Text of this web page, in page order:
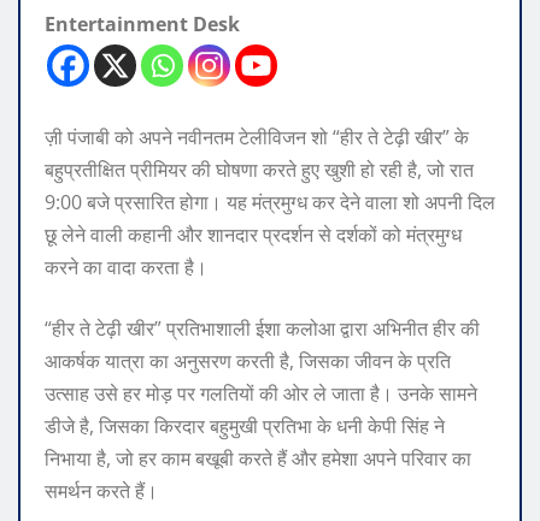
Entertainment Desk
ज़ी पंजाबी को अपने नवीनतम टेलीविजन शो “हीर ते टेढ़ी खीर” के
बहुप्रतीक्षित प्रीमियर की घोषणा करते हुए खुशी हो रही है, जो रात
9:00 बजे प्रसारित होगा। यह मंत्रमुग्ध कर देने वाला शो अपनी दिल
छू लेने वाली कहानी और शानदार प्रदर्शन से दर्शकों को मंत्रमुग्ध
करने का वादा करता है।
“हीर ते टेढ़ी खीर” प्रतिभाशाली ईशा कलोआ द्वारा अभिनीत हीर की
आकर्षक यात्रा का अनुसरण करती है, जिसका जीवन के प्रति
उत्साह उसे हर मोड़ पर गलतियों की ओर ले जाता है। उनके सामने
डीजे है, जिसका किरदार बहुमुखी प्रतिभा के धनी केपी सिंह ने
निभाया है, जो हर काम बखूबी करते हैं और हमेशा अपने परिवार का
समर्थन करते हैं।